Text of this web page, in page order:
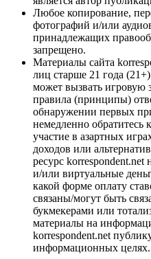
Любое копирование,
фотографий и/или
принадлежащих
запрещено.
Материалы сайта
лиц старше 21 года
может вызвать игровую
правила (принципы)
обнаружении первых
немедленно обратитесь
участие в азартных
доходов или
ресурс
и/или виртуальные
какой форме оплату
связаны/могут быть
букмекерами или
материалы на
korrespondent.net
информационных целях.